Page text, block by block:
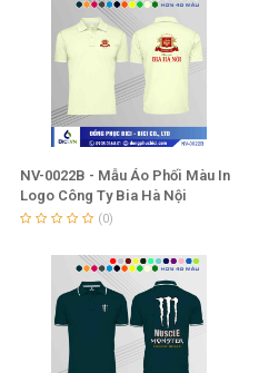
NV-0022B - Mẫu Áo Phối Màu In
Logo Công Ty Bia Hà Nội
(0)